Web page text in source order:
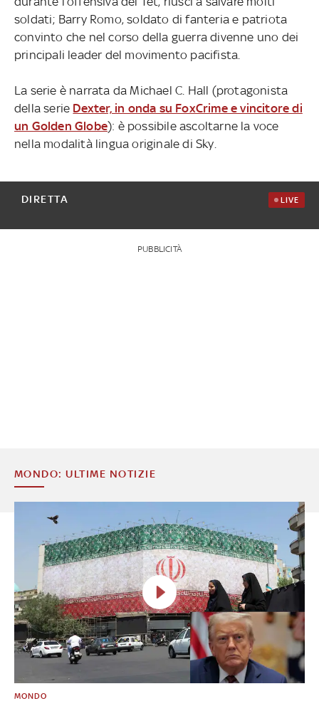
soldati; Barry Romo, soldato di fanteria e patriota
convinto che nel corso della guerra divenne uno dei
principali leader del movimento pacifista.
La serie è narrata da Michael C. Hall (protagonista
della serie Dexter, in onda su FoxCrime e vincitore di
un Golden Globe): è possibile ascoltarne la voce
nella modalità lingua originale di Sky.
DIRETTA LIVE
PUBBLICITÀ
MONDO: ULTIME NOTIZIE
MONDO